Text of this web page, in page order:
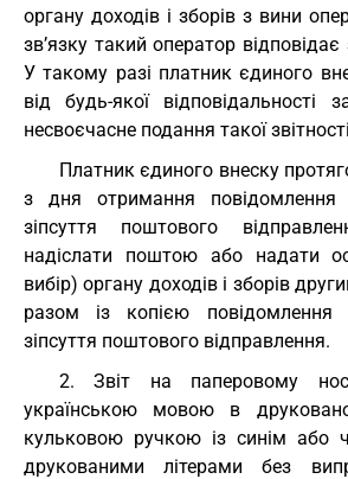
органу доходів і зборів з вини
зв’язку такий оператор
У такому разі платник єдиного
від будь-якої відповідальності
несвоєчасне подання такої
Платник єдиного внеску
з дня отримання
зіпсуття поштового
надіслати поштою або надати
вибір) органу доходів і зборів
разом із копією
зіпсуття поштового відправлення.
2. Звіт на паперовому
українською мовою в
кульковою ручкою із синім або
друкованими літерами без